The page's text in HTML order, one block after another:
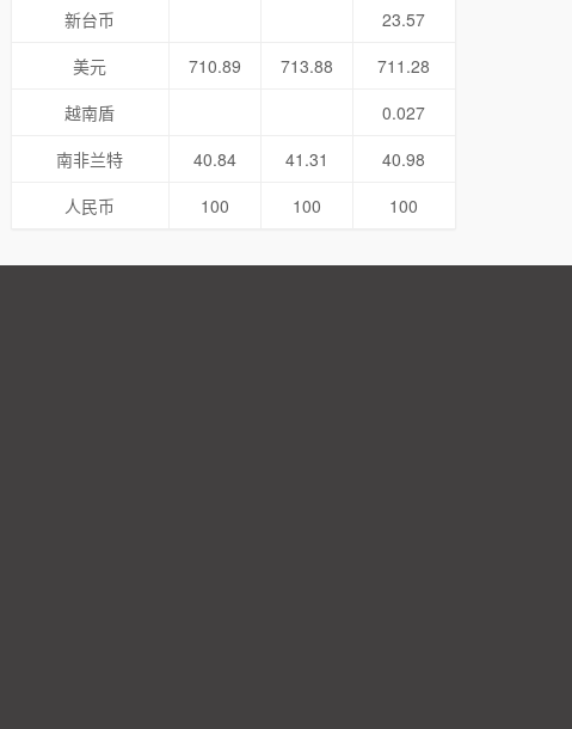
新台币
23.57
美元
710.89 713.88
711.28
越南盾
0.027
南非兰特
40.84 41.31
40.98
人民币
100 100 100